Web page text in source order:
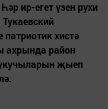
ир-егет үзен рухи
хистә
ахрында район
җыеп